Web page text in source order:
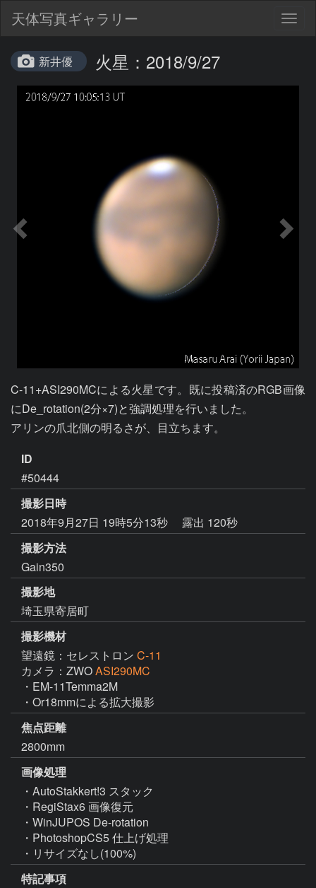
天体写真ギャラリー
新井優 火星：2018/9/27
C-11+ASI290MCによる火星です。既に投稿済のRGB画像
にDe_rotation(2分×7)と強調処理を行いました。
アリンの爪北側の明るさが、目立ちます。
ID
#50444
撮影日時
2018年9月27日 19時5分13秒
露出 120秒
撮影方法
Gain350
撮影地
埼玉県寄居町
撮影機材
望遠鏡：セレストロン C-11
カメラ：ZWOASI290MC
・EM-11Temma2M
・Or18mmによる拡大撮影
焦点距離
2800mm
画像処理
・AutoStakkert!3 スタック
・RegiStax6 画像復元
・WinJUPOS De-rotation
・PhotoshopCS5 仕上げ処理
・リサイズなし(100%)
特記事項